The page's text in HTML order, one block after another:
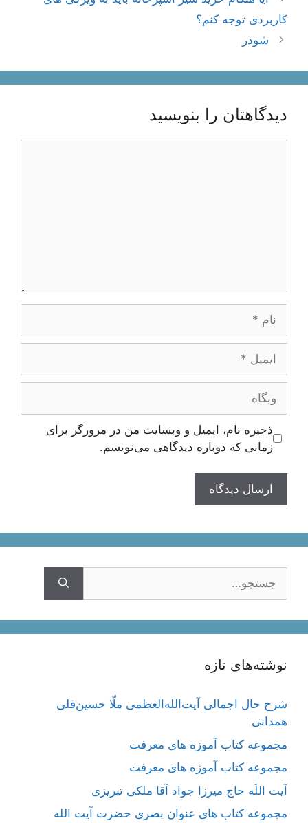
نوشته‌ها
کاربردی توجه کنم؟
شودر
دیدگاهتان را بنویسید
وبگاه
ذخیره نام، ایمیل و وبسایت من در مرورگر برای
زمانی که دوباره دیدگاهی می‌نویسم.
نوشته‌های تازه
شرح حال اجمالی آیت‌الله‌العظمی ملّا حسین‌قلی
همدانی
مجموعه کتاب آموزه های معرفت
مجموعه کتاب آموزه های معرفت
آیت اللَه حاج میرزا جواد آقا ملکی تبریزی
مجموعه کتاب های عنوان بصری حضرت آیت الله